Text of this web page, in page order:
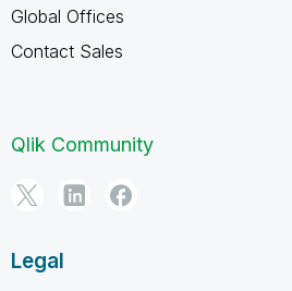
Global Offices
Contact Sales
Qlik Community
Legal